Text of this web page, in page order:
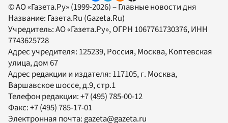
© АО «Газета.Ру» (1999-2026) – Главные новости дня
Название: Газета.Ru (Gazeta.Ru)
Учредитель:АО «Газета.Ру», ОГРН 1067761730376, ИНН
7743625728
Адрес учредителя: 125239, Россия, Москва, Коптевская
улица, дом 67
Адрес редакции и издателя: 117105, г. Москва,
Варшавское шоссе, д.9, стр.1
Телефон редакции:+7 (495) 785-00-12
Факс:+7 (495) 785-17-01
Электронная почта: gazeta@gazeta.ru